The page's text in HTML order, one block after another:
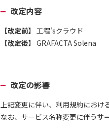
改定内容
【改定前】 工程'sクラウド
【改定後】 GRAFACTA Solena
改定の影響
上記変更に伴い、利用規約におけ
なお、サービス名称変更に伴うサ